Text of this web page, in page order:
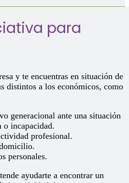
para
y te encuentras en situación de
distintos a los económicos, como
generacional ante una situación
o incapacidad.
profesional.
personales.
ayudarte a encontrar un